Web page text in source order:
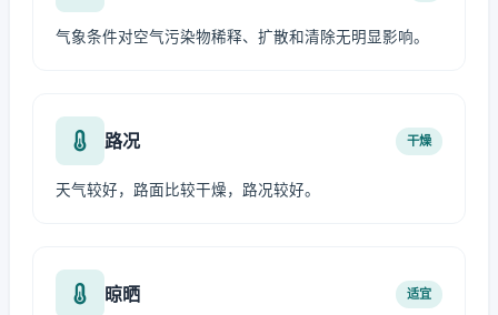
气象条件对空气污染物稀释、扩散和清除无明显影响。
路况 干燥
天气较好，路面比较干燥，路况较好。
晾晒 适宜